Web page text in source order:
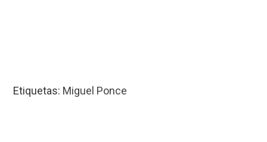
Etiquetas: Miguel Ponce